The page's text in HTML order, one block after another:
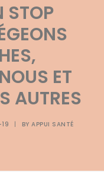
et actions
STOP
ET
AUTRES
| BY APPUI SANTÉ